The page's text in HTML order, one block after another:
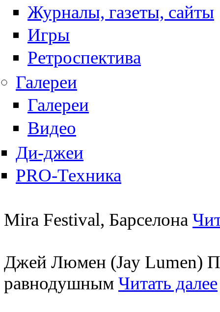
Журналы, газеты, сайты
Игры
Ретроспектива
Галереи
Галереи
Видео
Ди-джеи
PRO-Техника
Mira Festival, Барселона
Джей Люмен (Jay Lumen)
равнодушным Читать далее